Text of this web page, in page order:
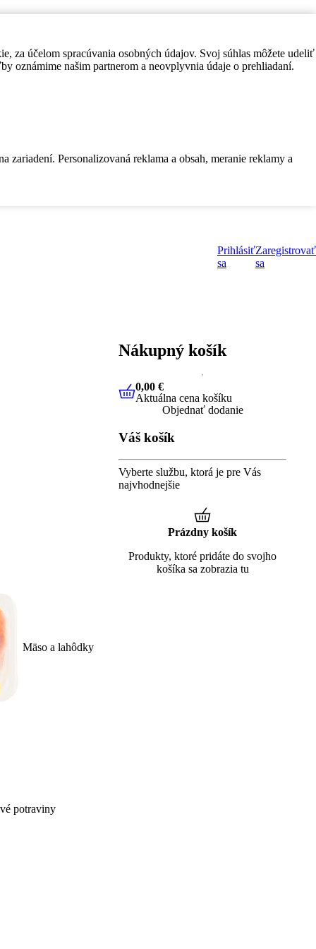
za účelom spracúvania osobných údajov. Svoj súhlas môžete udeliť
oznámime našim partnerom a neovplyvnia údaje o prehliadaní.
Personalizovaná reklama a obsah, meranie reklamy a
Prihlásiť
sa
Zaregistrovať
sa
Mäso a lahôdky
potraviny
Nákupný košík
0,00 €Aktuálna cena košíku
0,00 €
Aktuálna cena košíku
Objednať dodanie
Váš košík
Vyberte službu, ktorá je pre Vás
najvhodnejšie
Prázdny košík
Produkty, ktoré pridáte do svojho
košíka sa zobrazia tu